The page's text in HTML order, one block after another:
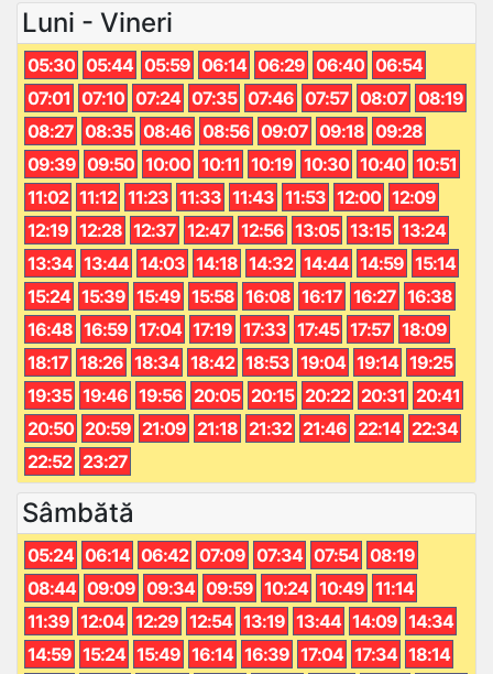
Luni - Vineri
05:30 05:44 05:59 06:14 06:29 06:40 06:54
07:01 07:10 07:24 07:35 07:46 07:57 08:07 08:19
08:27 08:35 08:46 08:56 09:07 09:18 09:28
09:39 09:50 10:00 10:11 10:19 10:30 10:40 10:51
11:02 11:12 11:23 11:33 11:43 11:53 12:00 12:09
12:19 12:28 12:37 12:47 12:56 13:05 13:15 13:24
13:34 13:44 14:03 14:18 14:32 14:44 14:59 15:14
15:24 15:39 15:49 15:58 16:08 16:17 16:27 16:38
16:48 16:59 17:04 17:19 17:33 17:45 17:57 18:09
18:17 18:26 18:34 18:42 18:53 19:04 19:14 19:25
19:35 19:46 19:56 20:05 20:15 20:22 20:31 20:41
20:50 20:59 21:09 21:18 21:32 21:46 22:14 22:34
22:52 23:27
Sâmbătă
05:24 06:14 06:42 07:09 07:34 07:54 08:19
08:44 09:09 09:34 09:59 10:24 10:49 11:14
11:39 12:04 12:29 12:54 13:19 13:44 14:09 14:34
14:59 15:24 15:49 16:14 16:39 17:04 17:34 18:14